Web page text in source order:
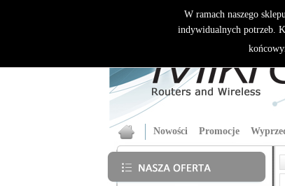
Nowości Promocje
W ramach naszego
indywidualnych potrzeb.